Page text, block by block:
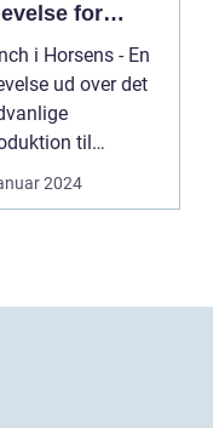
for
backpackere
i Horsens - En
ud over det
til
i
2024